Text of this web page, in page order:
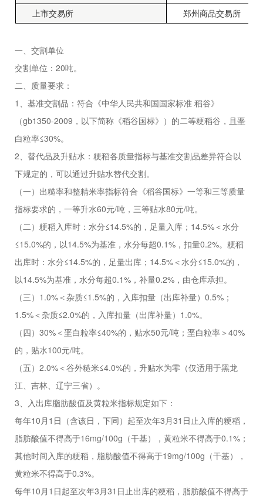
上市交易所 郑州商品交易所
一、交割单位
交割单位： 20吨。
二、质量要求：
1 、基准交割品：符合《中华人民共和国国家标准 稻谷》
（gb1350-2009 ，以下简称《稻谷国标》）的二等粳稻谷，且垩
白粒率≤30%。
2、替代品及升贴水：粳稻各质量指标与基准交割品差异符合以
下规定的，可以通过升贴水替代交割。
（一）出糙率和整精米率指标符合《稻谷国标》一等和三等质量
指标要求的，一等升水60元/吨，三等贴水80元/吨。
（二）粳稻入库时：水分≤14.5%的，足量入库； 14.5% ＜水分
≤15.0%的，以14.5%为基准，水分每超0.1% ，扣量0.2%。粳稻
出库时：水分≤14.5%的，足量出库； 14.5% ＜水分≤15.0%的，
以14.5%为基准，水分每超0.1% ，补量0.2% ，由仓库承担。
（三） 1.0% ＜杂质≤1.5%的，入库扣量（出库补量） 0.5% ；
1.5% ＜杂质≤2.0%的，入库扣量（出库补量） 1.0%。
（四） 30% ＜垩白粒率≤40%的，贴水50元/吨；垩白粒率＞ 40%
的，贴水100元/吨。
（五） 2.0% ＜谷外糙米≤4.0%的，升贴水为零（仅适用于黑龙
江、吉林、辽宁三省）。
3、入出库脂肪酸值及黄粒米指标规定如下：
每年10月 1 日（含该日，下同）起至次年3月31 日止入库的粳稻，
脂肪酸值不得高于16mg/100g （干基），黄粒米不得高于0.1% ；
其他时间入库的粳稻，脂肪酸值不得高于19mg/100g （干基），
黄粒米不得高于0.3%。
每年10月 1 日起至次年3月31 日止出库的粳稻，脂肪酸值不得高于